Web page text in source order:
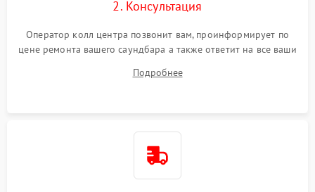
2. Консультация
Оператор колл центра позвонит вам, проинформирует по
цене ремонта вашего саундбара а также ответит на все ваши
Подробнее